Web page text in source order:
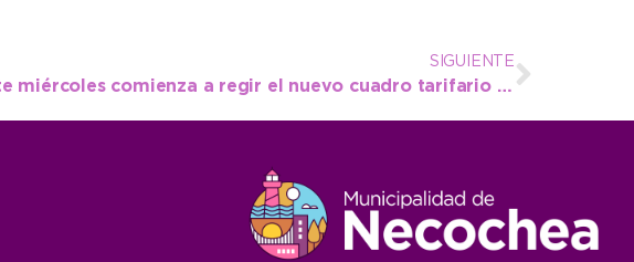
SIGUIENTE
Desde este miércoles comienza a regir el nuevo cuadro tarifario del transporte público